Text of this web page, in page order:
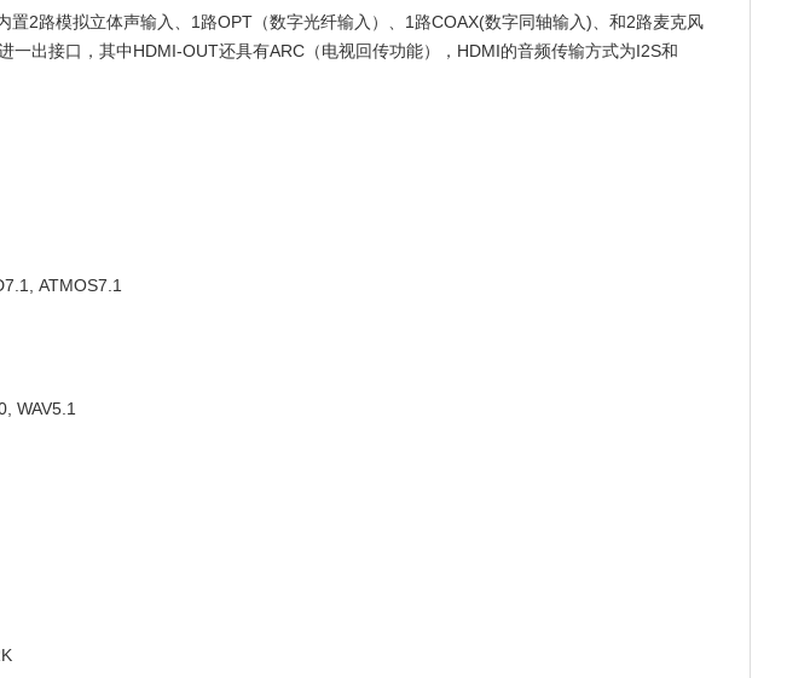
置2路模拟立体声输入、1路OPT（数字光纤输入）、1路COAX(数字同轴输入)、和2路麦克风
出接口，其中HDMI-OUT还具有ARC（电视回传功能），HDMI的音频传输方式为I2S和
ATMOS7.1
WAV5.1